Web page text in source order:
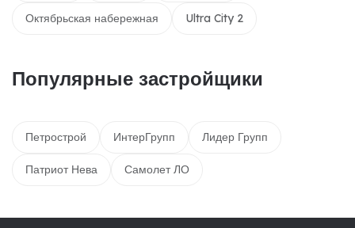
Октябрьская набережная Ultra City 2
Популярные застройщики
Петрострой ИнтерГрупп Лидер Групп
Патриот Нева Самолет ЛО